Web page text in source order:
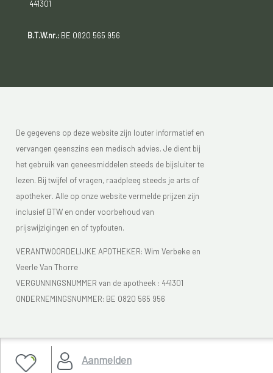
Aanmelden
441301
B.T.W.nr.:BE 0820 565 956
De gegevens op deze website zijn louter informatief en
vervangen geenszins een medisch advies. Je dient bij
het gebruik van geneesmiddelen steeds de bijsluiter te
lezen. Bij twijfel of vragen, raadpleeg steeds je arts of
apotheker. Alle op onze website vermelde prijzen zijn
inclusief BTW en onder voorbehoud van
prijswijzigingen en of typfouten.
VERANTWOORDELIJKE APOTHEKER: Wim Verbeke en
Veerle Van Thorre
VERGUNNINGSNUMMER van de apotheek : 441301
ONDERNEMINGSNUMMER: BE 0820 565 956
Je vindt Apotheek Verbeke - Van Thorre in de FAGG lijst
van de apotheken die vergund zijn. Het FAGG